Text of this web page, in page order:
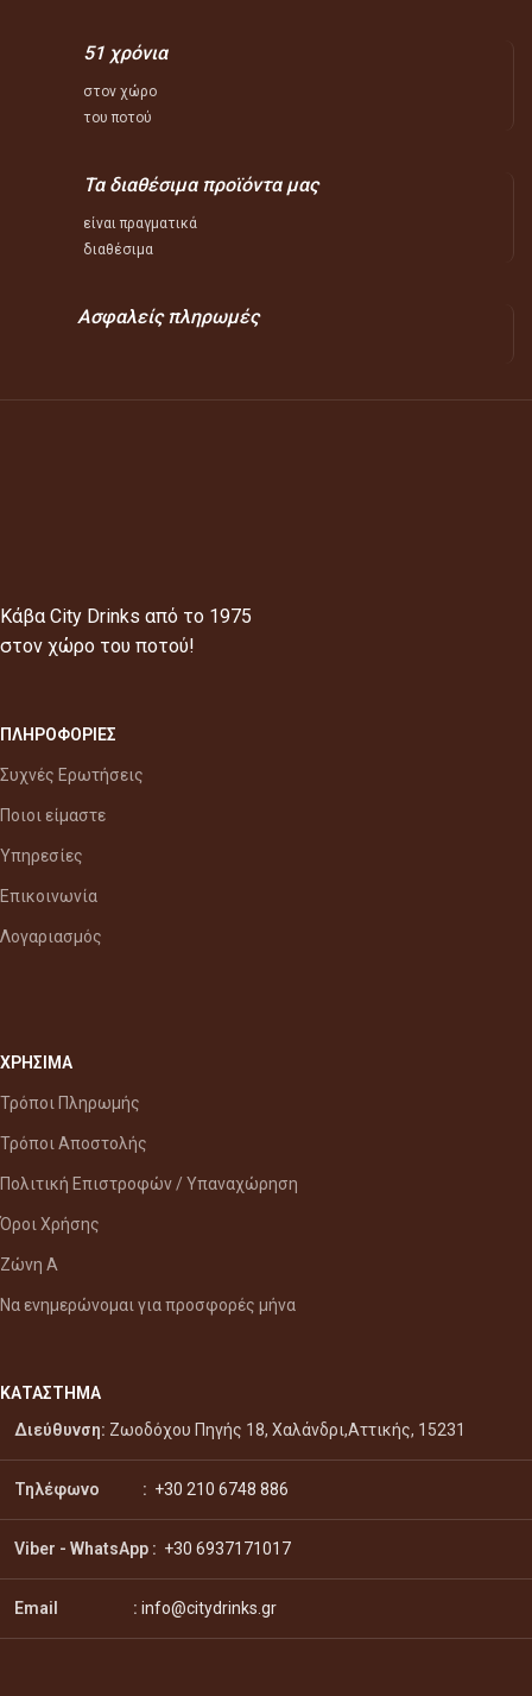
51 χρόνια
στον χώρο
του ποτού
Τα διαθέσιμα προϊόντα μας
είναι πραγματικά
διαθέσιμα
Ασφαλείς πληρωμές
Κάβα City Drinks από το 1975
στον χώρο του ποτού!
ΠΛΗΡΟΦΟΡΙΕΣ
Συχνές Ερωτήσεις
Ποιοι είμαστε
Υπηρεσίες
Επικοινωνία
Λογαριασμός
ΧΡΗΣΙΜΑ
Τρόποι Πληρωμής
Τρόποι Αποστολής
Πολιτική Επιστροφών / Υπαναχώρηση
Όροι Χρήσης
Ζώνη Α
Να ενημερώνομαι για προσφορές μήνα
ΚΑΤΑΣΤΗΜΑ
Διεύθυνση: Ζωοδόχου Πηγής 18, Χαλάνδρι,Αττικής, 15231
Τηλέφωνο : +30 210 6748 886
Viber - WhatsApp : +30 6937171017
Email : info@citydrinks.gr